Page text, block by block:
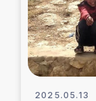
ふりか
2025.05.13